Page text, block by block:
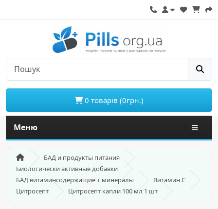
0 товарів (0грн.)
Меню
БАД и продукты питания
Биологически активные добавки
БАД витаминсодержащие + минералы
Витамин С
Цитросепт
Цитросепт капли 100 мл 1 шт